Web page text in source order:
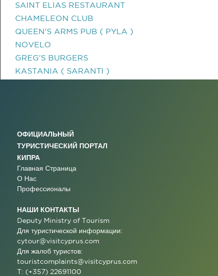
SAINT ELIAS RESTAURANT
CHAMELEON CLUB
QUEEN'S ARMS PUB ( PYLA )
NOVELO
GREG'S BURGERS
KASTANIA ( SARANTI )
ОФИЦИАЛЬНЫЙ
ТУРИСТИЧЕСКИЙ ПОРТАЛ
КИПРА
Главная Страница
О Нас
Профессионалы
НАШИ КОНТАКТЫ
Deputy Ministry of Tourism
Для туристической информации:
cytour@visitcyprus.com
Для жалоб туристов:
touristcomplaints@visitcyprus.com
T: (+357) 22691100